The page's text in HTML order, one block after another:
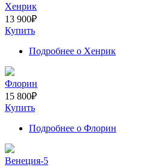
Хенрик
13 900₽
Купить
Подробнее о Хенрик
Флорин
15 800₽
Купить
Подробнее о Флорин
Венеция-5